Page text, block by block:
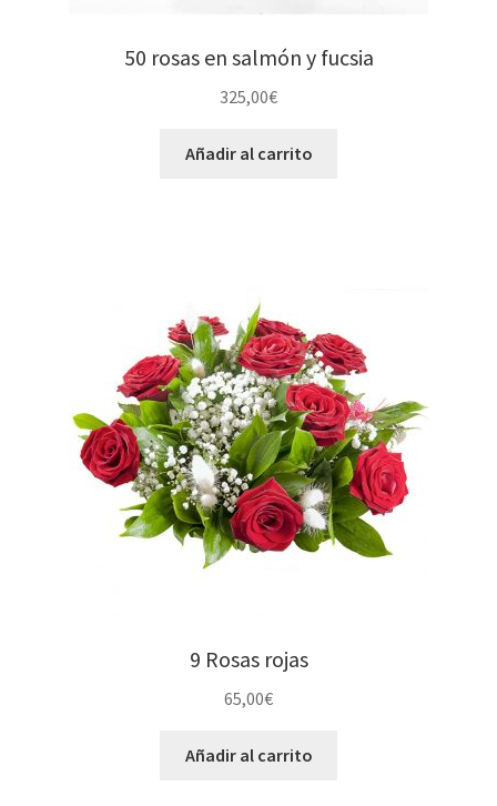
50 rosas en salmón y fucsia
325,00€
Añadir al carrito
9 Rosas rojas
65,00€
Añadir al carrito